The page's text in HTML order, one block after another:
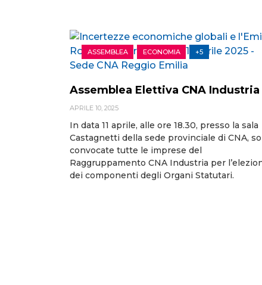
ASSEMBLEA ECONOMIA +5
Assemblea Elettiva CNA Industria
APRILE 10, 2025
In data 11 aprile, alle ore 18.30, presso la sala
Castagnetti della sede provinciale di CNA,
convocate tutte le imprese del
Raggruppamento CNA Industria per
dei componenti degli Organi Statutari.